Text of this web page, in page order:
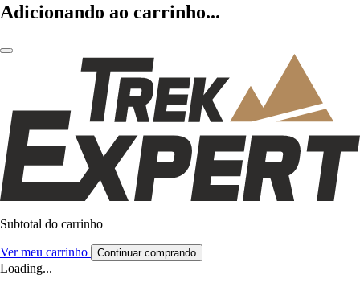
Adicionando ao carrinho...
Subtotal do carrinho
Ver meu carrinho Continuar comprando
Loading...